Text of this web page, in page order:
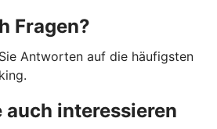
Fragen?
Antworten auf die häufigsten
auch interessieren